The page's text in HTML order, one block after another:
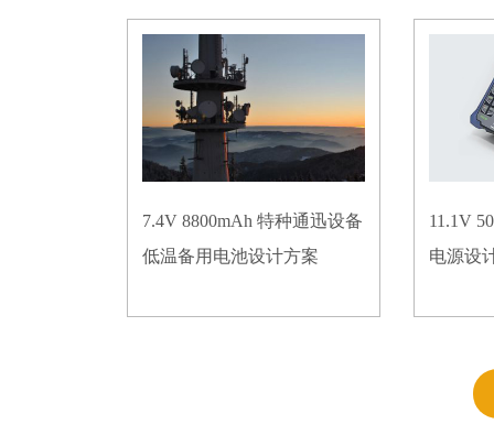
7.4V 8800mAh 特种通迅设备
低温备用电池设计方案
11.1V
电源设